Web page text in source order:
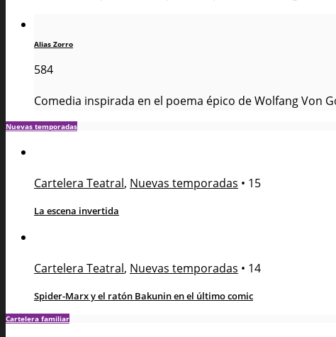
Alias Zorro
584
Comedia inspirada en el poema épico de Wolfang Von
Nuevas temporadas
Cartelera Teatral, Nuevas temporadas • 15
La escena invertida
Cartelera Teatral, Nuevas temporadas • 14
Spider-Marx y el ratón Bakunin en el último comic
Cartelera familiar